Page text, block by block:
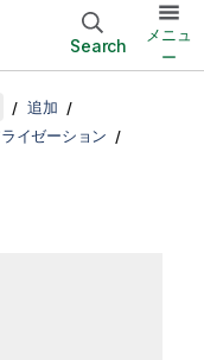
Search
メニュ
ー
追加
イゼーション